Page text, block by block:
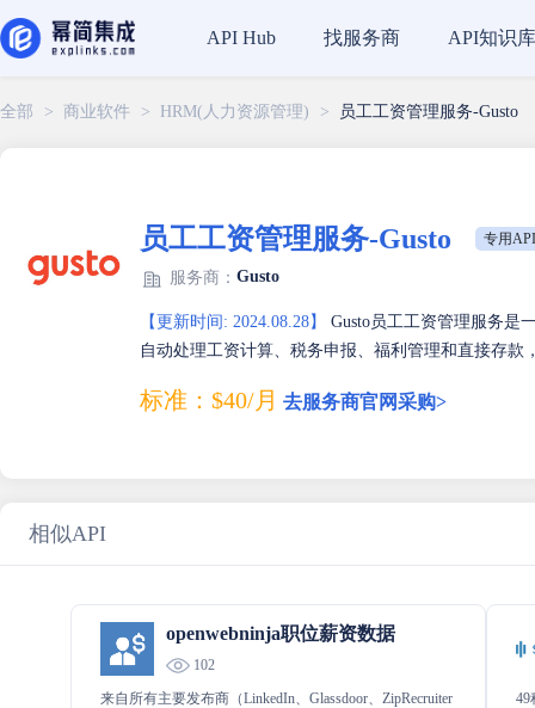
API Hub 找服务商 API知识库
全部 > 商业软件 > HRM(人力资源管理) > 员工工资管理服务-Gusto
员工工资管理服务-Gusto 专用API
服务商： Gusto
【更新时间: 2024.08.28】
Gusto员工工资管理服务是
自动处理工资计算、税务申报、福利管理和直接存款
标准：$40/月 去服务商官网采购>
相似API
openwebninja职位薪资数据
102
来自所有主要发布商（LinkedIn、Glassdoor、ZipRecruiter
49